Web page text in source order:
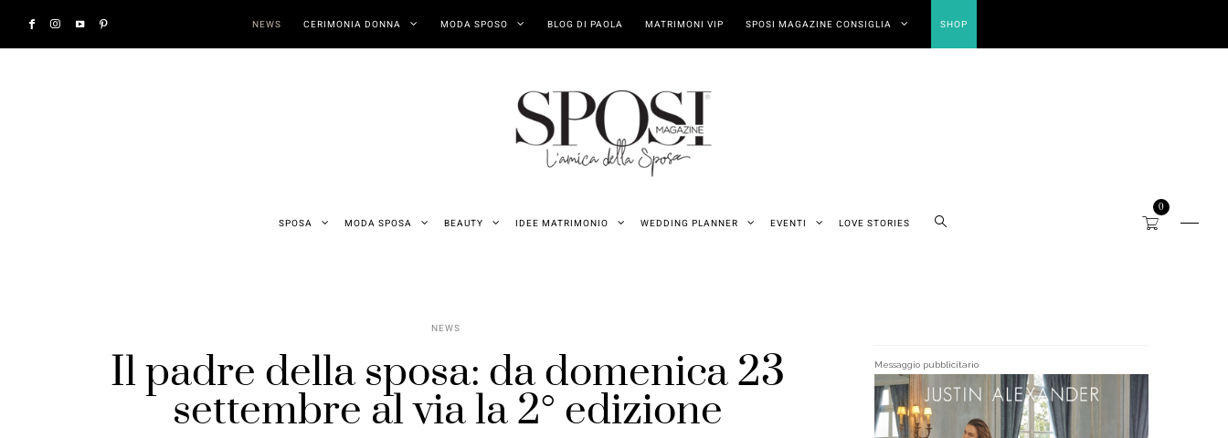
NEWS CERIMONIA DONNA MODA SPOSO BLOG DI PAOLA MATRIMONI VIP SPOSI MAGAZINE CONSIGLIA SHOP
SPOSA MODA SPOSA BEAUTY IDEE MATRIMONIO WEDDING PLANNER EVENTI LOVE STORIES
0
NEWS
Il padre della sposa: da domenica 23
settembre al via la 2° edizione
Messaggio pubblicitario